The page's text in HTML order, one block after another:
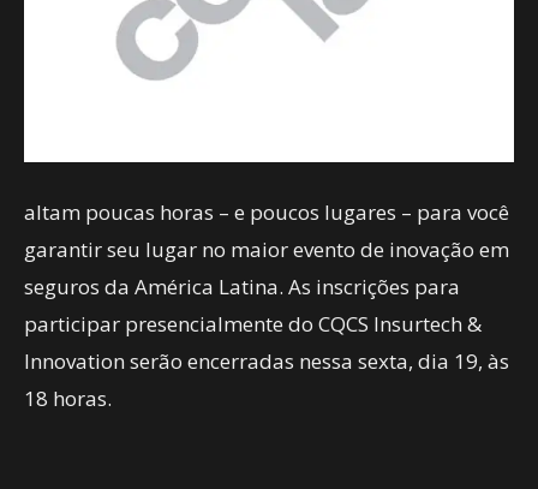
altam poucas horas – e poucos lugares – para você
garantir seu lugar no maior evento de inovação em
seguros da América Latina. As inscrições para
participar presencialmente do CQCS Insurtech &
Innovation serão encerradas nessa sexta, dia 19, às
18 horas.